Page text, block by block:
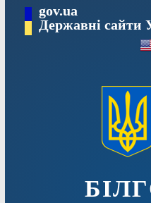
вмісту
gov.ua
Державні сайти